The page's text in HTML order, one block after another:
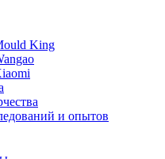
King
и опытов